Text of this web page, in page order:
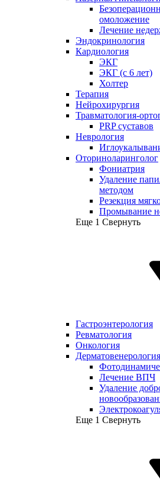
омоложение
Лечение
Эндокринология
Кардиология
ЭКГ
ЭКГ (с 6 лет)
Холтер
Терапия
Нейрохирургия
Травматология-
PRP суставов
Неврология
Оториноларинголог
Фониатрия
Удаление
методом
Резекция
Промывание
Еще 1 Свернуть
Гастроэнтерология
Ревматология
Онкология
Дерматовенерология
Лечение ВПЧ
Удаление
Еще 1 Свернуть